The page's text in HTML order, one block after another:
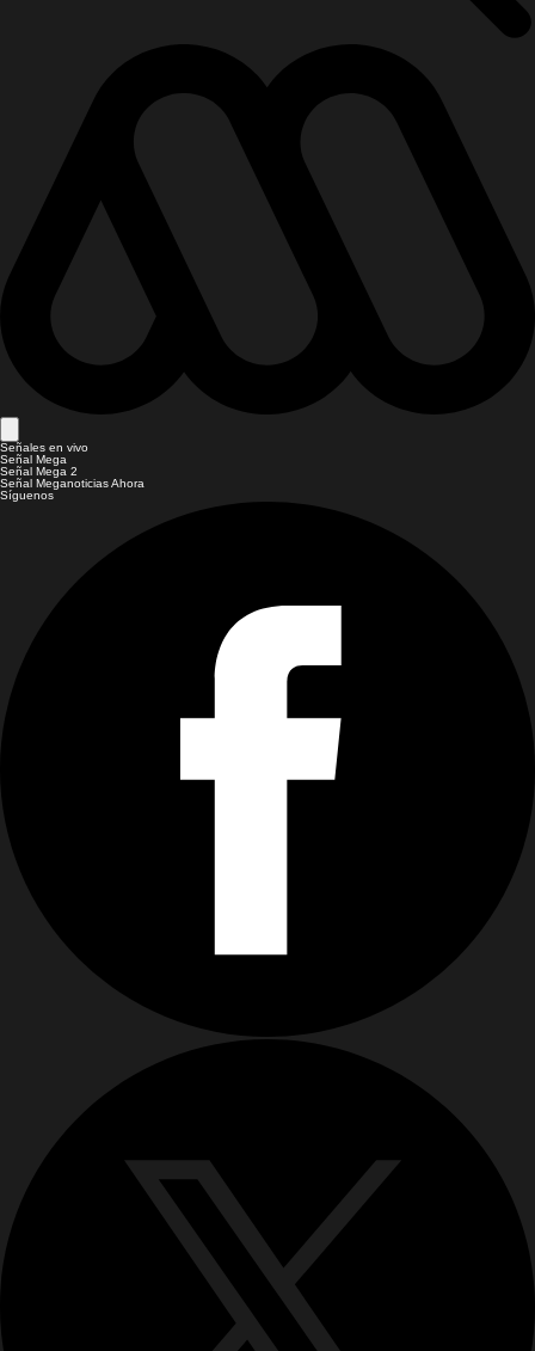
Señales en vivo
Señal Mega
Señal Mega 2
Señal Meganoticias Ahora
Síguenos